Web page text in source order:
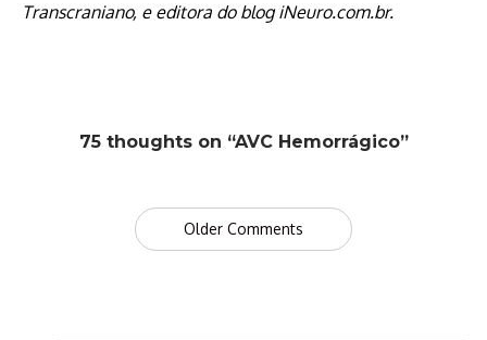
Transcraniano, e editora do blog iNeuro.com.br.
75 thoughts on “AVC Hemorrágico”
Comment
navigation
Older Comments